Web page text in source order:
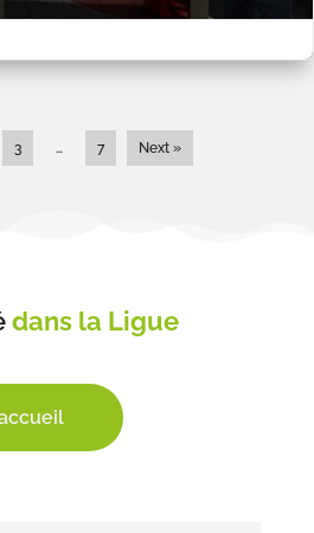
3 … 7 Next »
dans la Ligue